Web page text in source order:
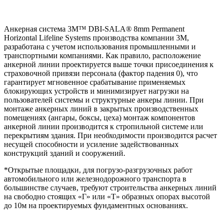
Анкерная система 3M™ DBI-SALA® 8mm Permanent
Horizontal Lifeline Systems производства компании 3M,
разработана с учетом использования промышленными и
транспортными компаниями. Как правило, расположение
анкерной линии проектируется выше точки присоединения к
страховочной привязи персонала (фактор падения 0), что
гарантирует мгновенное срабатывание применяемых
блокирующих устройств и минимизирует нагрузки на
пользователей системы и структурные анкеры линии. При
монтаже анкерных линий в закрытых производственных
помещениях (ангары, боксы, цеха) монтаж компонентов
анкерной линии производится к стропильной системе или
перекрытиям здания. При необходимости производится расчет
несущей способности и усиление задействованных
конструкций зданий и сооружений.
*Открытые площадки, для погрузо-разгрузочных работ
автомобильного или железнодорожного транспорта в
большинстве случаев, требуют строительства анкерных линий
на свободно стоящих «Г» или «Т» образных опорах высотой
до 10м на проектируемых фундаментных основаниях.